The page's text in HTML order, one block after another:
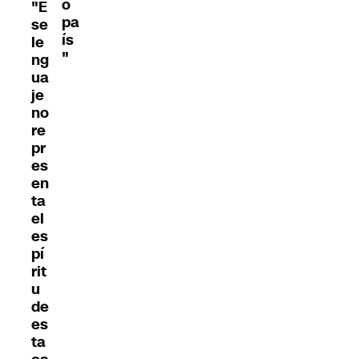
"E
se
le
ng
ua
je
no
re
pr
es
en
ta
el
es
pí
rit
u
de
es
ta
o
pa
ís
"